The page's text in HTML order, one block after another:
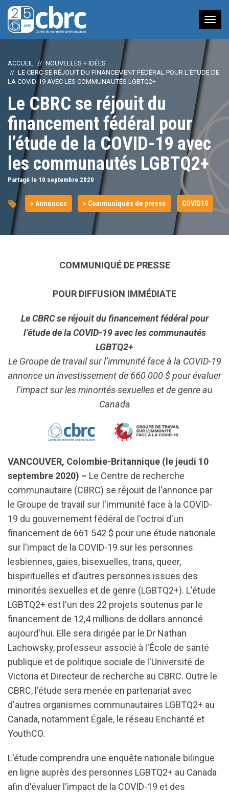
à
ACCUEIL
NOUVELLES + IDÉES
LE CBRC SE RÉJOUIT DU FINANCEMENT FÉDÉRAL POUR L’ÉTUDE DE
LA COVID-19 AVEC LES COMMUNAUTÉS LGBTQ2+
Le CBRC se réjouit du
financement fédéral pour
l’étude de la COVID-19 avec
les communautés LGBTQ2+
Partagé le 10 septembre 2020
> Annonces > Communiqués de presse COVID19
COMMUNIQUÉ DE PRESSE
POUR DIFFUSION IMMÉDIATE
Le CBRC se réjouit du financement fédéral pour
l’étude de la COVID-19 avec les communautés
LGBTQ2+
Le Groupe de travail sur l’immunité face à la COVID-19
annonce un investissement de 660 000 $ pour évaluer
l’impact sur les minorités sexuelles et de genre au
Canada
VANCOUVER, Colombie-Britannique (le jeudi 10
septembre 2020) – Le Centre de recherche
communautaire (CBRC) se réjouit de l'annonce par
le Groupe de travail sur l'immunité face à la COVID-
19 du gouvernement fédéral de l'octroi d'un
financement de 661 542 $ pour une étude nationale
sur l'impact de la COVID-19 sur les personnes
lesbiennes, gaies, bisexuelles, trans, queer,
bispirituelles et d’autres personnes issues des
minorités sexuelles et de genre (LGBTQ2+). L'étude
LGBTQ2+ est l'un des 22 projets soutenus par le
financement de 12,4 millions de dollars annoncé
aujourd'hui. Elle sera dirigée par le Dr Nathan
Lachowsky, professeur associé à l'École de santé
publique et de politique sociale de l'Université de
Victoria et Directeur de recherche au CBRC. Outre le
CBRC, l'étude sera menée en partenariat avec
d'autres organismes communautaires LGBTQ2+ au
Canada, notamment Égale, le réseau Enchanté et
YouthCO.
L'étude comprendra une enquête nationale bilingue
en ligne auprès des personnes LGBTQ2+ au Canada
afin d'évaluer l'impact de la COVID-19 et des